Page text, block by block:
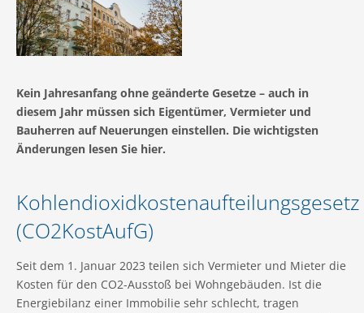
Kein Jahresanfang ohne geänderte Gesetze – auch in
diesem Jahr müssen sich Eigentümer, Vermieter und
Bauherren auf Neuerungen einstellen. Die wichtigsten
Änderungen lesen Sie hier.
Kohlendioxidkostenaufteilungsgesetz
(CO2KostAufG)
Seit dem 1. Januar 2023 teilen sich Vermieter und Mieter die
Kosten für den CO2-Ausstoß bei Wohngebäuden. Ist die
Energiebilanz einer Immobilie sehr schlecht, tragen